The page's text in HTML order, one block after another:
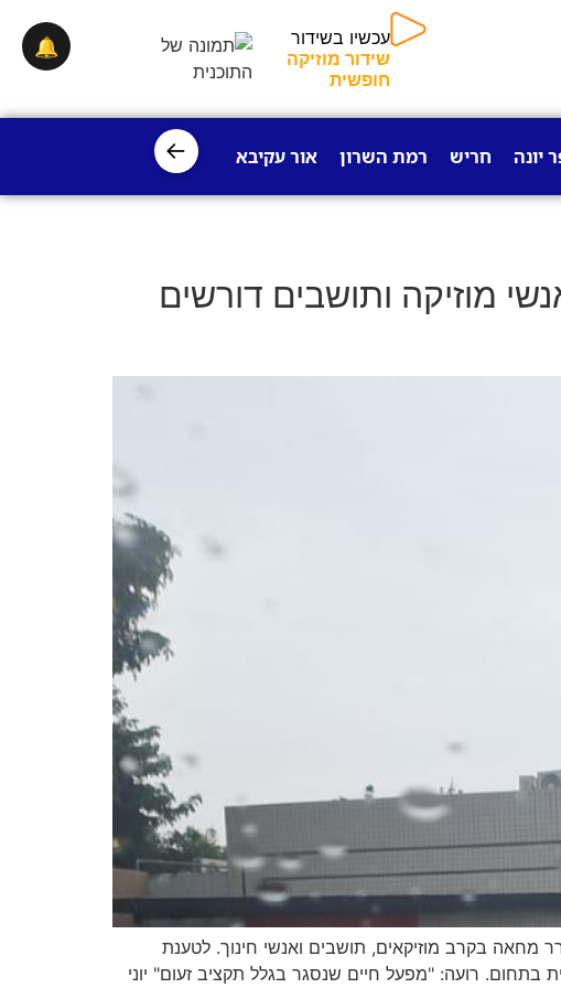
עכשיו בשידור
שידור מוזיקה
חופשית
יונה חריש רמת השרון אור עקיבא פרדס חנה
←
מוזיקה ותושבים דורשים
מחאה בקרב מוזיקאים, תושבים ואנשי חינוך. לטענת
רועה: "מפעל חיים שנסגר בגלל תקציב זעום" יוני
🔔